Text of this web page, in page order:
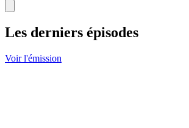
Les derniers épisodes
Voir l'émission